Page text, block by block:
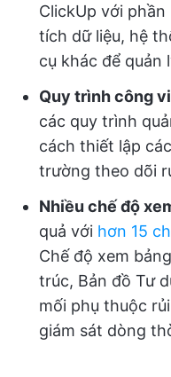
ClickUp với
tích dữ liệu, hệ
cụ khác để quản
Quy trình công
các quy trình
cách thiết lập
trường theo dõi
Nhiều chế độ
quả với hơn 15
Chế độ xem
trúc, Bản đồ Tư
mối phụ thuộc
giám sát dòng